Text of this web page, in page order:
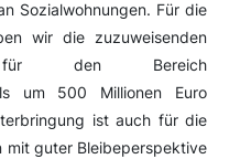
Sozialwohnungen. Für die
wir die zuzuweisenden
für den Bereich
um 500 Millionen Euro
ist auch für die
mit guter Bleibeperspektive